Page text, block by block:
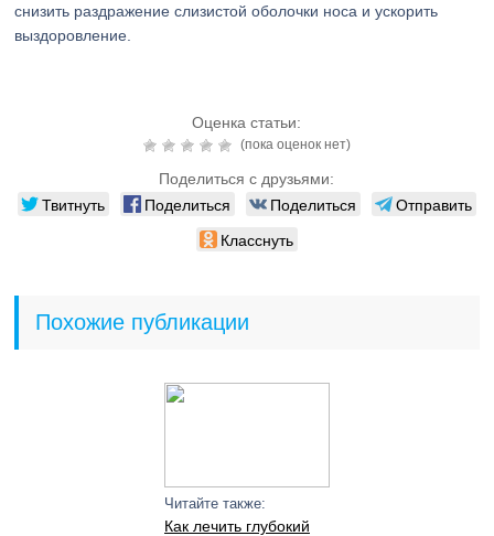
снизить раздражение слизистой оболочки носа и ускорить
выздоровление.
Оценка статьи:
(пока оценок нет)
Поделиться с друзьями:
Твитнуть Поделиться Поделиться
Отправить
Класснуть
Похожие публикации
Читайте также:
Как лечить глубокий